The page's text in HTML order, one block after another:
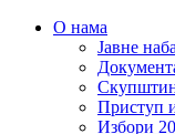
О нама
Јавне
Приступ
Избори